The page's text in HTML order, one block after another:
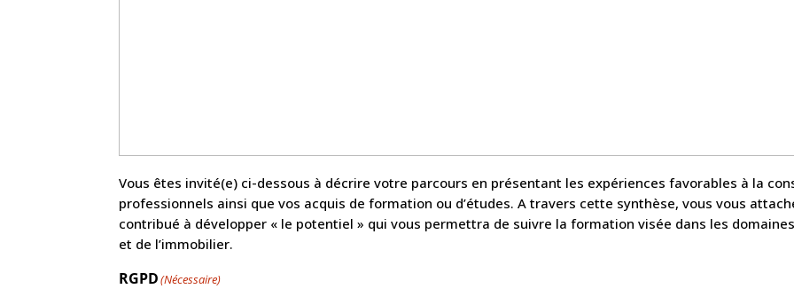
Vous êtes invité(e) ci-dessous à décrire votre parcours en présentant les expériences favorables à la
professionnels ainsi que vos acquis de formation ou d’études. A travers cette synthèse, vous vous
contribué à développer « le potentiel » qui vous permettra de suivre la formation visée dans les
et de l’immobilier.
RGPD(Nécessaire)